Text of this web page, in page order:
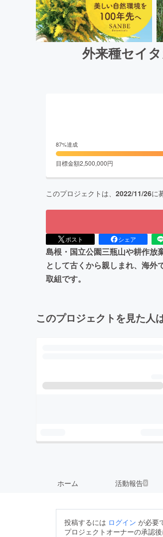
外来種セイ
87%達成
目標金額2,500,000円
このプロジェクトは、 2022/11/26に
ポスト シェア
島根・国立公園三瓶山や耕作放
として古くから親しまれ、海外
取組です。
このプロジェクトを見た人
ホーム 活動報告9
投稿するには ログイン が必要
プロジェクトオーナーの承認